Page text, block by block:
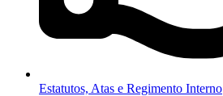
Estatutos, Atas e Regimento Interno